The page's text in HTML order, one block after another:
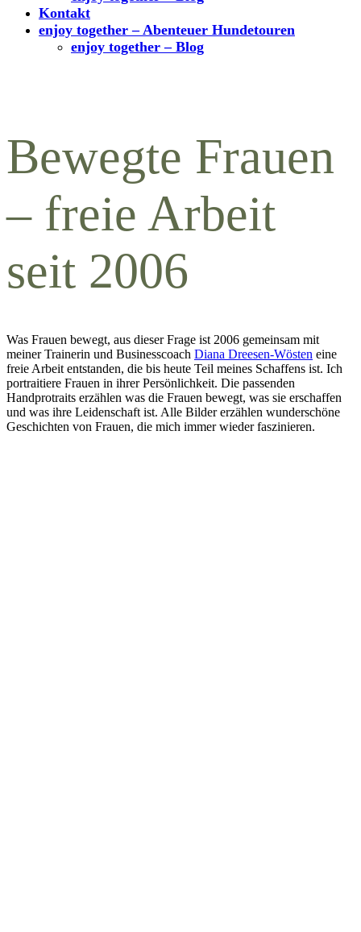
Kontakt
enjoy together – Abenteuer Hundetouren
enjoy together – Blog
Bewegte Frauen
– freie Arbeit
seit 2006
Was Frauen bewegt, aus dieser Frage ist 2006 gemeinsam mit
meiner Trainerin und Businesscoach Diana Dreesen-Wösten eine
freie Arbeit entstanden, die bis heute Teil meines Schaffens ist. Ich
portraitiere Frauen in ihrer Persönlichkeit. Die passenden
Handprotraits erzählen was die Frauen bewegt, was sie erschaffen
und was ihre Leidenschaft ist. Alle Bilder erzählen wunderschöne
Geschichten von Frauen, die mich immer wieder faszinieren.